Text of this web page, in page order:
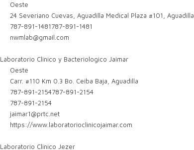
Oeste
24 Severiano Cuevas, Aguadilla Medical Plaza #101, Aguadilla
787-891-1481787-891-1481
nwmlab@gmail.com
Laboratorio Clinico y Bacteriologico Jaimar
Oeste
Carr. #110 Km 0.3 Bo. Ceiba Baja, Aguadilla
787-891-2154787-891-2154
787-891-2154
jaimar1@prtc.net
https://www.laboratorioclinicojaimar.com
Laboratorio Clinico Jezer